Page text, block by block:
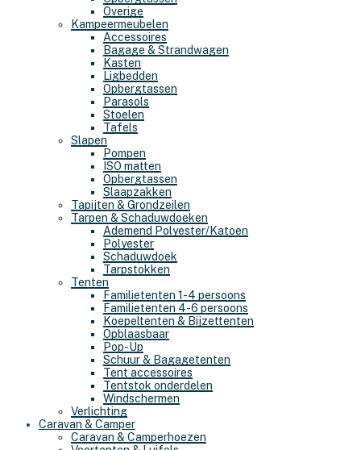
Overige
Kampeermeubelen
Accessoires
Bagage & Strandwagen
Kasten
Ligbedden
Opbergtassen
Parasols
Stoelen
Tafels
Slapen
Pompen
ISO matten
Opbergtassen
Slaapzakken
Tapijten & Grondzeilen
Tarpen & Schaduwdoeken
Ademend Polyester/Katoen
Polyester
Schaduwdoek
Tarpstokken
Tenten
Familietenten 1-4 persoons
Familietenten 4-6 persoons
Koepeltenten & Bijzettenten
Opblaasbaar
Pop-Up
Schuur & Bagagetenten
Tent accessoires
Tentstok onderdelen
Windschermen
Verlichting
Caravan & Camper
Caravan & Camperhoezen